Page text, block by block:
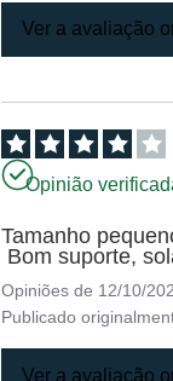
Ver a avaliação
Opinião
Tamanho
Bom suporte,
Opiniões de 12/10/
Publicado
Ver a avaliação